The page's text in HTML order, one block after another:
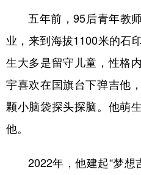
五年前，95后青年教
业，来到海拔1100米的石
生大多是留守儿童，性格
宇喜欢在国旗台下弹吉他
颗小脑袋探头探脑。他萌
他。
2022年，他建起“梦想